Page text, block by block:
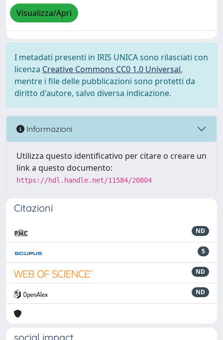
Visualizza/Apri
I metadati presenti in IRIS UNICA sono rilasciati con
licenza Creative Commons CC0 1.0 Universal,
mentre i file delle pubblicazioni sono protetti da
diritto d'autore, salvo diversa indicazione.
Informazioni
Utilizza questo identificativo per citare o creare un
link a questo documento:
https://hdl.handle.net/11584/20804
Citazioni
ND
5
ND
ND
social impact